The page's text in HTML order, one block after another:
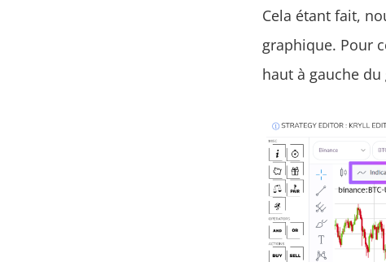
Cela étant fait,
graphique. Pour
haut à gauche